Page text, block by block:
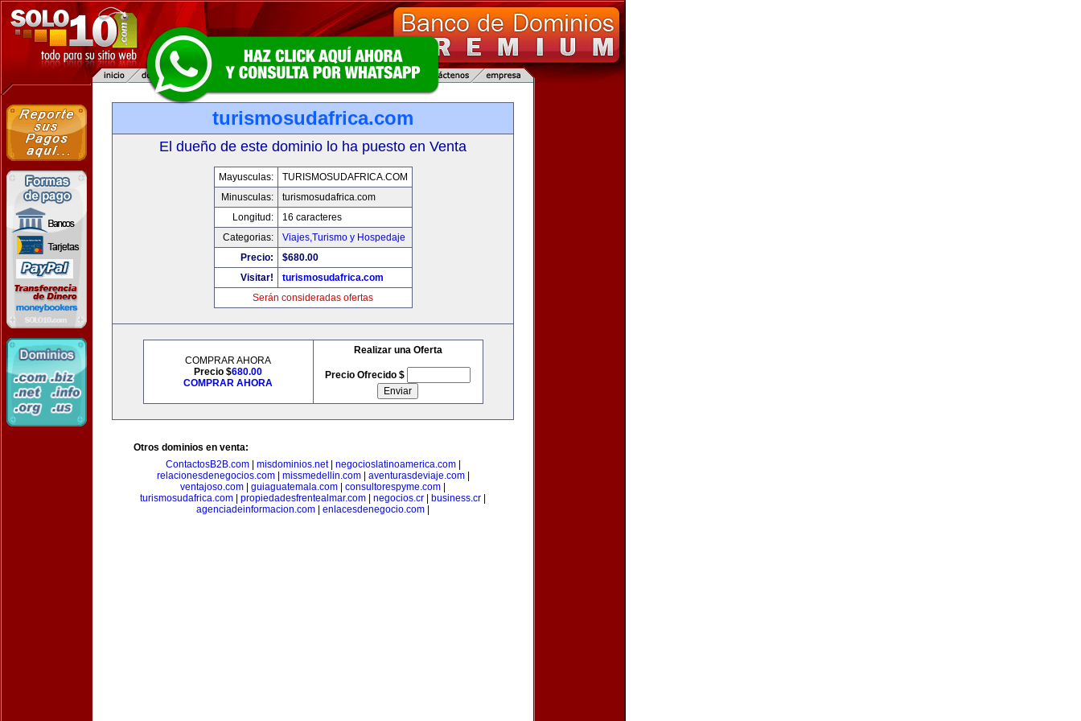
turismosudafrica.com
El dueño de este dominio lo ha puesto en Venta
Mayusculas:
TURISMOSUDAFRICA.COM
Minusculas:
turismosudafrica.com
Longitud:
16 caracteres
Categorias:
Viajes,Turismo y Hospedaje
Precio:
$680.00
Visitar!
turismosudafrica.com
Serán consideradas ofertas
COMPRAR AHORA
Precio $680.00
COMPRAR AHORA
Realizar una Oferta
Precio Ofrecido $
Otros dominios en venta:
ContactosB2B.com| misdominios.net| negocioslatinoamerica.com|
relacionesdenegocios.com| missmedellin.com| aventurasdeviaje.com|
ventajoso.com
guiaguatemala.com consultorespyme.com
turismosudafrica.com
propiedadesfrentealmar.com negocios.cr business.cr
agenciadeinformacion.com
enlacesdenegocio.com